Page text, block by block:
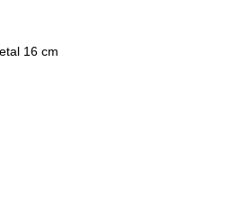
16 cm